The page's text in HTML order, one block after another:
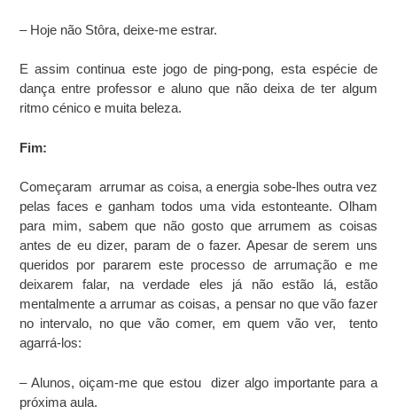
– Hoje não Stôra, deixe-me estrar.
E assim continua este jogo de ping-pong, esta espécie de
dança entre professor e aluno que não deixa de ter algum
ritmo cénico e muita beleza.
Fim:
Começaram arrumar as coisa, a energia sobe-lhes outra vez
pelas faces e ganham todos uma vida estonteante. Olham
para mim, sabem que não gosto que arrumem as coisas
antes de eu dizer, param de o fazer. Apesar de serem uns
queridos por pararem este processo de arrumação e me
deixarem falar, na verdade eles já não estão lá, estão
mentalmente a arrumar as coisas, a pensar no que vão fazer
no intervalo, no que vão comer, em quem vão ver, tento
agarrá-los:
– Alunos, oiçam-me que estou dizer algo importante para a
próxima aula.